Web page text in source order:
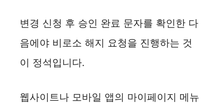
변경 신청 후 승인 완료 문자를 확인한 다
음에야 비로소 해지 요청을 진행하는 것
이 정석입니다.
웹사이트나 모바일 앱의 마이페이지 메뉴